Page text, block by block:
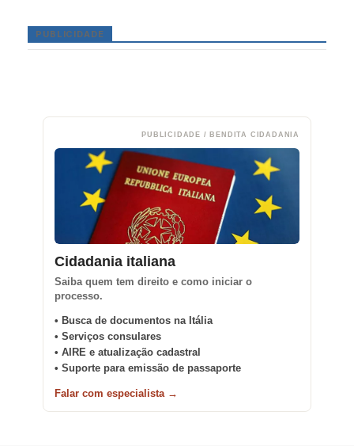
PUBLICIDADE
PUBLICIDADE / BENDITA CIDADANIA
Cidadania italiana
Saiba quem tem direito e como iniciar o
processo.
• Busca de documentos na Itália
• Serviços consulares
• AIRE e atualização cadastral
• Suporte para emissão de passaporte
Falar com especialista →